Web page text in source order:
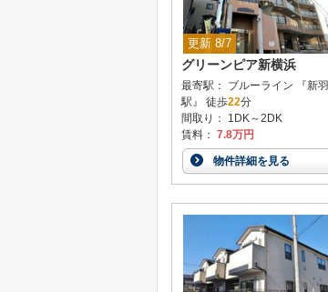
更新 8/7
グリーンピア新横浜
最寄駅： ブルーライン 『新羽
駅』 徒歩22分
間取り： 1DK～2DK
賃料： 7.8万円
物件詳細を見る